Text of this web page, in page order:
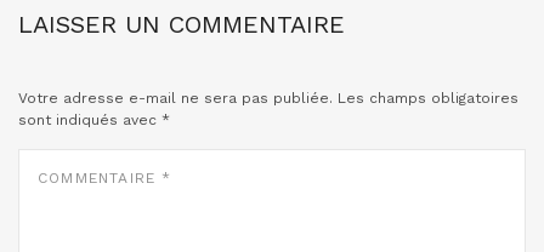
LAISSER UN COMMENTAIRE
Votre adresse e-mail ne sera pas publiée. Les champs obligatoires
sont indiqués avec *